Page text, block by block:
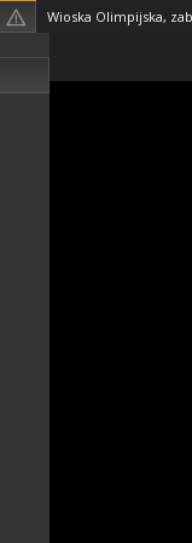
Wioska Olimpijska,